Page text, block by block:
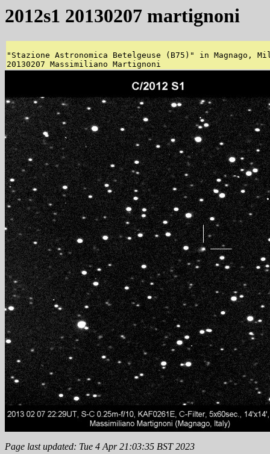
2012s1 20130207 martignoni
"Stazione Astronomica Betelgeuse (B75)" in Magnago,
Page last updated: Tue 4 Apr 21:03:35 BST 2023